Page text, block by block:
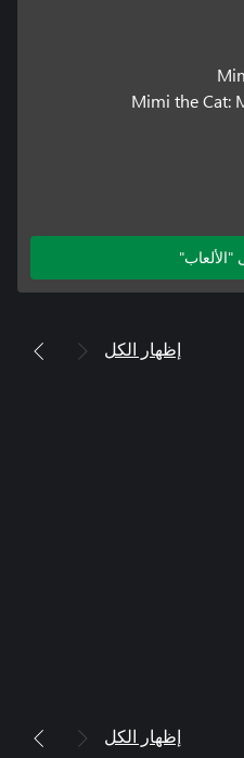
Mimi the Cat:
"الألعاب"
إظهار الكل
إظهار الكل